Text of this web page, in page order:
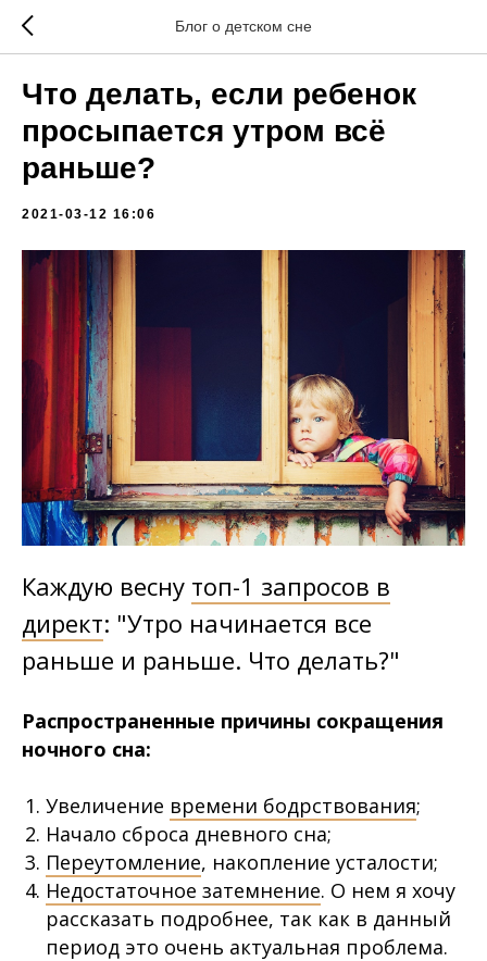
Блог о детском сне
Что делать, если ребенок
просыпается утром всё
раньше?
2021-03-12 16:06
Каждую весну топ-1 запросов в
директ: "Утро начинается все
раньше и раньше. Что делать?"
Распространенные причины сокращения
ночного сна:
Увеличение времени бодрствования;
Начало сброса дневного сна;
Переутомление, накопление усталости;
Недостаточное затемнение. О нем я хочу
рассказать подробнее, так как в данный
период это очень актуальная проблема.